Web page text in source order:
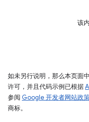
该
如未另行说明，那么本页面
许可，并且代码示例已根据
参阅 Google 开发者网站政
商标。